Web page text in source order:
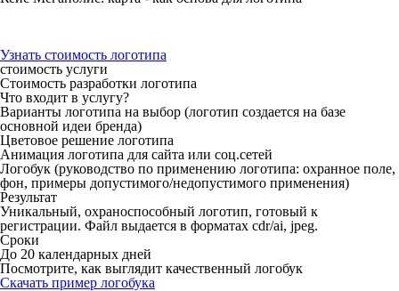
Узнать стоимость логотипа
стоимость услуги
Стоимость разработки логотипа
Что входит в услугу?
Варианты логотипа на выбор (логотип создается на базе
основной идеи бренда)
Цветовое решение логотипа
Анимация логотипа для сайта или соц.сетей
Логобук (руководство по применению логотипа: охранное поле,
фон, примеры допустимого/недопустимого применения)
Результат
Уникальный, охраноспособный логотип, готовый к
регистрации. Файл выдается в форматах cdr/ai, jpeg.
Сроки
До 20 календарных дней
Посмотрите, как выглядит качественный логобук
Скачать пример логобука